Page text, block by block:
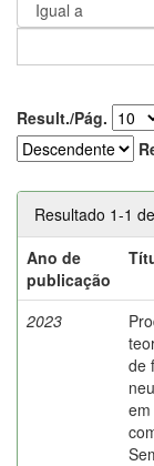
Result./Pág.
Resultado 1-1
Ano de
publicação
2023
de